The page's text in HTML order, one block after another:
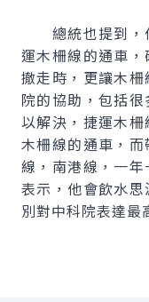
總統也提到，
運木柵線的通車
撤走時，更讓木
院的協助，包括
以解決，捷運木
木柵線的通車，
線，南港線，一
表示，他會飲水
別對中科院表達最